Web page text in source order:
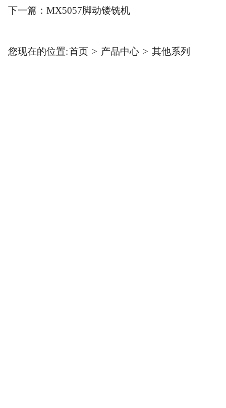
下一篇： MX5057脚动镂铣机
您现在的位置:首页 > 产品中心 > 其他系列